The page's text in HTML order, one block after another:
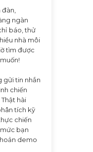
đàn,
ngàn
báo, thử
nhà môi
tìm được
gửi tin nhắn
chiến
hài
tích kỹ
chiến
bạn
demo